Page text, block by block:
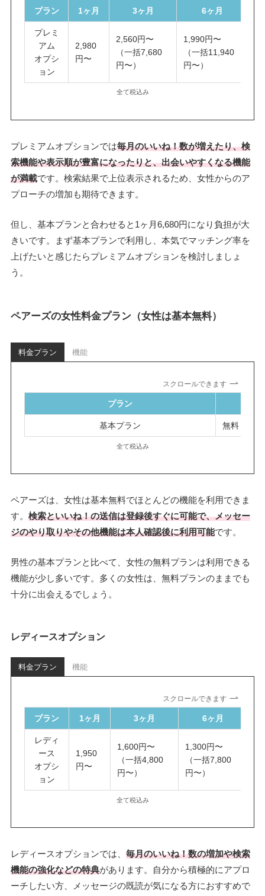
プラン 1ヶ月 3ヶ月 6ヶ月
プレミ
アム
オプシ
ョン
2,980
円〜
2,560円〜
（一括7,680
円〜）
1,990円〜
（一括11,940
円〜）
全て税込み
プレミアムオプションでは毎月のいいね！数が増えたり、検
索機能や表示順が豊富になったりと、出会いやすくなる機能
が満載です。検索結果で上位表示されるため、女性からのア
プローチの増加も期待できます。
但し、基本プランと合わせると1ヶ月6,680円になり負担が大
きいです。まず基本プランで利用し、本気でマッチング率を
上げたいと感じたらプレミアムオプションを検討しましょ
う。
ペアーズの女性料金プラン（女性は基本無料）
料金プラン 機能
スクロールできます
プラン
基本プラン 無料
全て税込み
ペアーズは、女性は基本無料でほとんどの機能を利用できま
す。 検索といいね！の送信は登録後すぐに可能で、メッセー
ジのやり取りやその他機能は本人確認後に利用可能です。
男性の基本プランと比べて、女性の無料プランは利用できる
機能が少し多いです。多くの女性は、無料プランのままでも
十分に出会えるでしょう。
レディースオプション
料金プラン 機能
スクロールできます
プラン 1ヶ月 3ヶ月 6ヶ月
レディ
ース
オプシ
ョン
1,950
円〜
1,600円〜
（一括4,800
円〜）
1,300円〜
（一括7,800
円〜）
全て税込み
レディースオプションでは、 毎月のいいね！数の増加や検索
機能の強化などの特典があります。自分から積極的にアプロ
ーチしたい方、メッセージの既読が気になる方におすすめで